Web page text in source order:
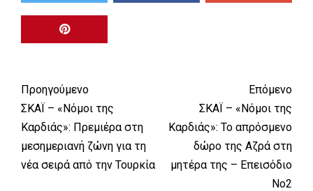
Προηγούμενο
ΣΚΑΪ – «Νόμοι της
Καρδιάς»: Πρεμιέρα στη
μεσημεριανή ζώνη για τη
νέα σειρά από την Τουρκία
Επόμενο
ΣΚΑΪ – «Νόμοι της
Καρδιάς»: Το απρόσμενο
δώρο της Αζρά στη
μητέρα της – Επεισόδιο
Νο2